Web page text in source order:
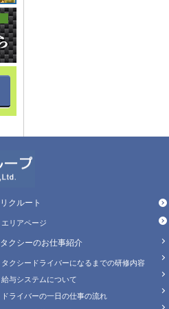
リクルート
エリアページ
タクシーのお仕事紹介
タクシードライバーになるまでの研修内容
給与システムについて
ドライバーの一日の仕事の流れ